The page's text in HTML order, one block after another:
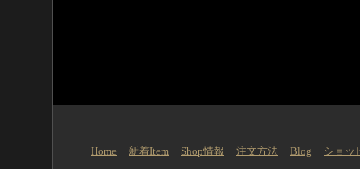
Home 新着Item Shop情報 注文方法 Blog
ショッ